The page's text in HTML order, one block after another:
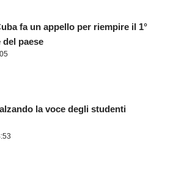
fa un appello per riempire il 1°
del paese
la voce degli studenti